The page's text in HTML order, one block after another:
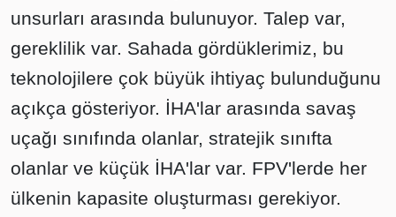
unsurları arasında bulunuyor. Talep var,
gereklilik var. Sahada gördüklerimiz, bu
teknolojilere çok büyük ihtiyaç bulunduğunu
açıkça gösteriyor. İHA'lar arasında savaş
uçağı sınıfında olanlar, stratejik sınıfta
olanlar ve küçük İHA'lar var. FPV'lerde her
ülkenin kapasite oluşturması gerekiyor.